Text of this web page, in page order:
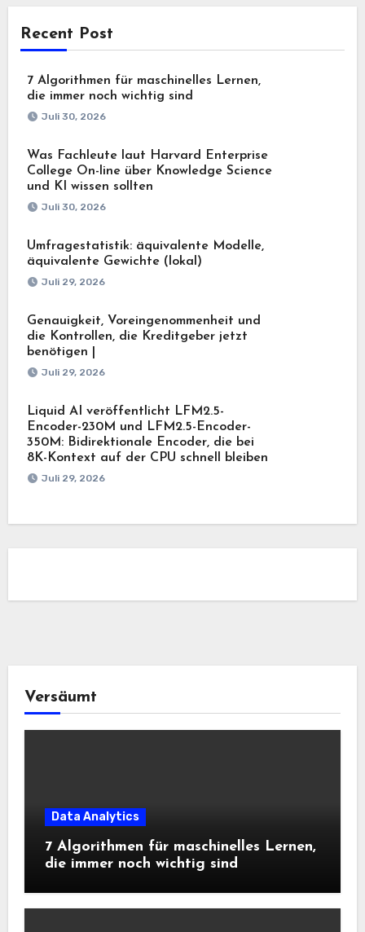
Recent Post
7 Algorithmen für maschinelles Lernen,
die immer noch wichtig sind
Juli 30, 2026
Was Fachleute laut Harvard Enterprise
College On-line über Knowledge Science
und KI wissen sollten
Juli 30, 2026
Umfragestatistik: äquivalente Modelle,
äquivalente Gewichte (lokal)
Juli 29, 2026
Genauigkeit, Voreingenommenheit und
die Kontrollen, die Kreditgeber jetzt
benötigen |
Juli 29, 2026
Liquid AI veröffentlicht LFM2.5-
Encoder-230M und LFM2.5-Encoder-
350M: Bidirektionale Encoder, die bei
8K-Kontext auf der CPU schnell bleiben
Juli 29, 2026
Versäumt
Data Analytics
7 Algorithmen für maschinelles Lernen,
die immer noch wichtig sind